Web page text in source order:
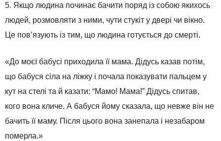
5. Якщо людина починає бачити поряд із собою якихось
людей, розмовляти з ними, чути стукіт у двері чи вікно.
Це пов’язують із тим, що людина готується до смерті.
«До моєї бабусі приходила її мама. Дідусь казав потім,
що бабуся сіла на ліжку і почала показувати пальцем у
кут на стелі та й казати: “Мамо! Мама!” Дідусь спитав,
кого вона кличе. А бабуся йому сказала, що невже він не
бачить її маму. Після цього вона занепала і незабаром
померла.»